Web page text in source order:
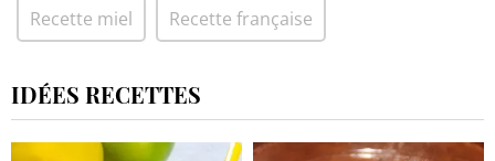
Recette miel Recette française
IDÉES RECETTES